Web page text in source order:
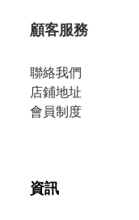
顧客服務
聯絡我們
店鋪地址
會員制度
資訊